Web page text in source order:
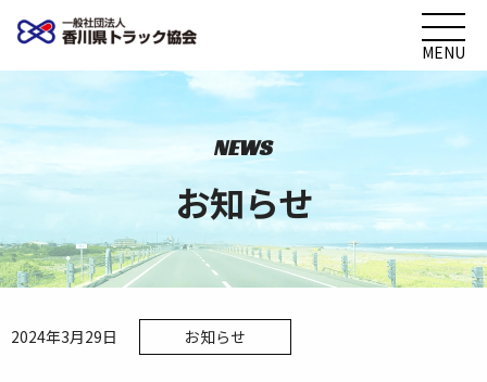
MENU
NEWS
お知らせ
2024年3月29日 お知らせ